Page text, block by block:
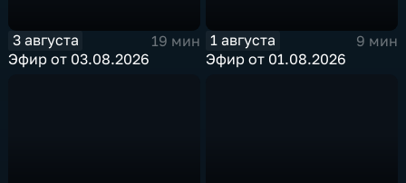
3 августа
19 мин
Эфир от 03.08.2026
1 августа
9 мин
Эфир от 01.08.2026